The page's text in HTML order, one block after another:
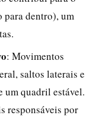
dentro), um
: Movimentos
saltos laterais e
um quadril estável.
responsáveis por